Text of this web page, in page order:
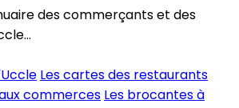
des commerçants et des
Les cartes des restaurants
commerces Les brocantes à